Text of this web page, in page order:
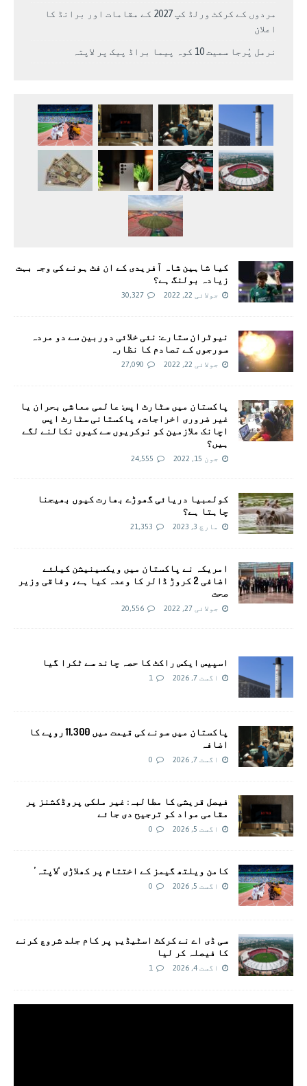
مردوں کے کرکٹ ورلڈ کپ 2027 کے مقامات اور برانڈ کا
اعلان
نرمل پُرجا سمیت 10 کوہ پیما براڈ پیک پر لاپتہ
کیا شاہین شاہ آفریدی کے ان فٹ ہونے کی وجہ بہت
زیادہ بولنگ ہے؟
جولائی 22, 2022 30,327
نیوٹران ستارے: نئی خلائی دوربین سے دو مردہ
سورجوں کے تصادم کا نظارہ
جولائی 22, 2022 27,090
پاکستان میں سٹارٹ اپس: عالمی معاشی بحران یا
غیر ضروری اخراجات، پاکستانی سٹارٹ اپس
اچانک ملازمین کو نوکریوں سے کیوں نکالنے لگے
ہیں؟
جون 15, 2022 24,555
کولمبیا دریائی گھوڑے بھارت کیوں بھیجنا
چاہتا ہے؟
مارچ 3, 2023 21,353
امريکہ نے پاکستان میں ویکسینیشن کیلئے
اضافی 2 کروڑ ڈالر کا وعدہ کیا ہے، وفاقی وزیر
صحت
جولائی 27, 2022 20,556
اسپیس ایکس راکٹ کا حصہ چاند سے ٹکرا گیا
اگست 7, 2026 1
پاکستان میں سونے کی قیمت میں 11,300 روپے کا
اضافہ
اگست 7, 2026 0
فیصل قریشی کا مطالبہ: غیر ملکی پروڈکشنز پر
مقامی مواد کو ترجیح دی جائے
اگست 5, 2026 0
کامن ویلتھ گیمز کے اختتام پر کھلاڑی ‘لاپتہ’
اگست 5, 2026 0
سی ڈی اے نے کرکٹ اسٹیڈیم پر کام جلد شروع کرنے
کا فیصلہ کر لیا
اگست 4, 2026 1